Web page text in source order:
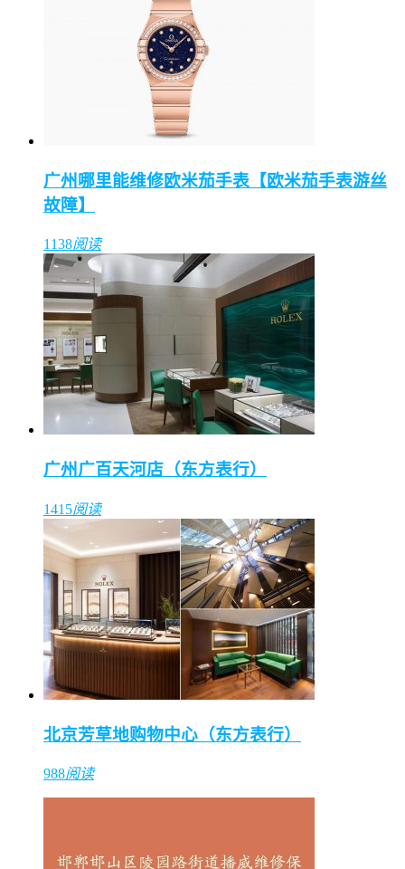
广州哪里能维修欧米茄手表【欧米茄手表游丝
故障】
1138阅读
广州广百天河店（东方表行）
1415阅读
北京芳草地购物中心（东方表行）
988阅读